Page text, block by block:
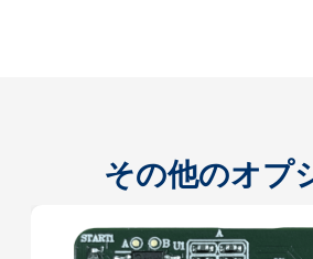
その他のオプ